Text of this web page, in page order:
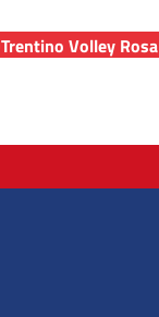
Trentino Volley Rosa